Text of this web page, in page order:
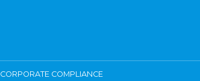
CORPORATE COMPLIANCE